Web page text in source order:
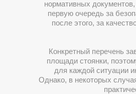
ТАБЛО ДЛЯ
свободных мест на парковке или
В зависимости от модификации
управляться, как парковочным
самостоятельно подсчитывать
нормативных
первую очередь за
после этого, за
Конкретный перечень
площади стоянки,
для каждой ситуации
Однако, в некоторых